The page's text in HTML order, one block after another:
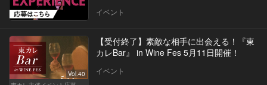
イベント
Vol.40
【受付終了】素敵な相手に出会える！『東
カレBar』 in Wine Fes 5月11日開催！
イベント